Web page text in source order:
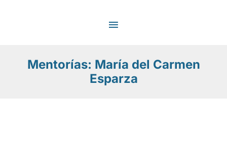
Mentorías: María del Carmen
Esparza